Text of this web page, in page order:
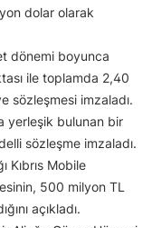
dolar olarak
dönemi boyunca
ile toplamda 2,40
sözleşmesi imzaladı.
yerleşik bulunan bir
sözleşme imzaladı.
Kıbrıs Mobile
500 milyon TL
açıkladı.